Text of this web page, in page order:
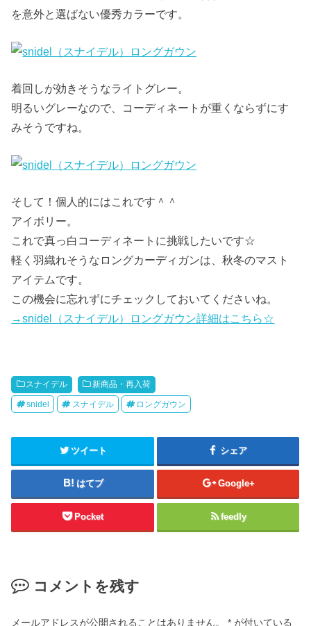
を意外と選ばない優秀カラーです。
着回しが効きそうなライトグレー。
明るいグレーなので、コーディネートが重くならずにす
みそうですね。
そして！個人的にはこれです＾＾
アイボリー。
これで真っ白コーディネートに挑戦したいです☆
軽く羽織れそうなロングカーディガンは、秋冬のマスト
アイテムです。
この機会に忘れずにチェックしておいてくださいね。
→snidel（スナイデル）ロングガウン詳細はこちら☆
スナイデル 新商品・再入荷
snidel スナイデル ロングガウン
ツイート シェア
はてブ Google+
Pocket feedly
コメントを残す
メールアドレスが公開されることはありません。 * が付いている